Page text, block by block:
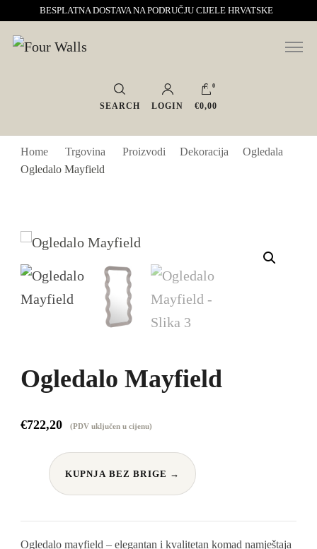
BESPLATNA DOSTAVA NA PODRUČJU CIJELE HRVATSKE
Four Walls
Sve za interijer po Vašoj mjeri. Salon namještaja, dekoracije i rasvjete.
Interijeri s karakterom
SEARCH LOGIN
0
€0,00
Home Trgovina Proizvodi Dekoracija
Ogledala
Ogledalo Mayfield
Ogledalo Mayfield
€722,20 (PDV uključen u cijenu)
KUPNJA BEZ BRIGE →
Ogledalo mayfield – elegantan i kvalitetan komad namještaja